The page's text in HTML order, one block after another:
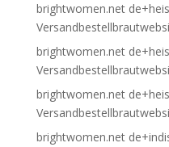
brightwomen.net
brightwomen.net
brightwomen.net
brightwomen.net